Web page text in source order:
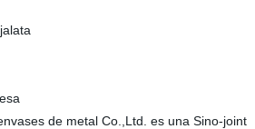
de metal Co.,Ltd. es una Sino-joint